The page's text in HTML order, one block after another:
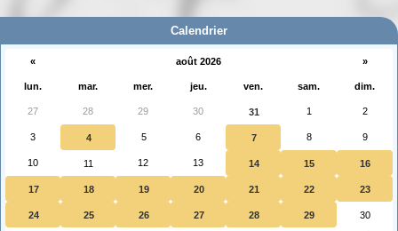
Provence (…)
Calendrier
« août 2026 »
lun. mar. mer. jeu. ven. sam. dim.
27 28 29 30 31 1 2
3 4 5 6 7 8 9
10 11 12 13 14 15 16
17 18 19 20 21 22 23
24 25 26 27 28 29 30